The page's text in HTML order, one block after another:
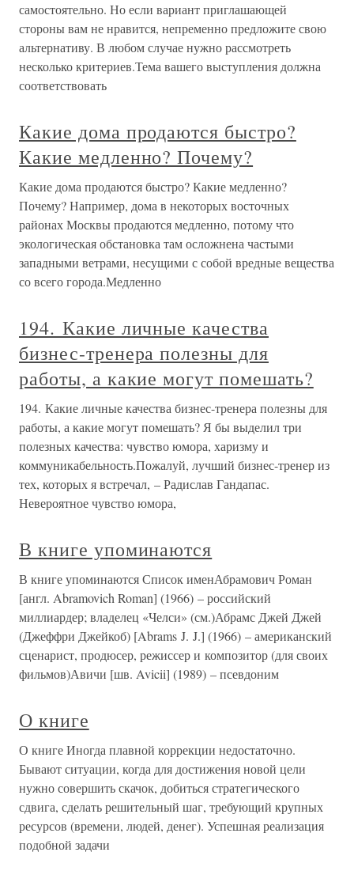
самостоятельно. Но если вариант приглашающей
стороны вам не нравится, непременно предложите свою
альтернативу. В любом случае нужно рассмотреть
несколько критериев.Тема вашего выступления должна
соответствовать
Какие дома продаются быстро?
Какие медленно? Почему?
Какие дома продаются быстро? Какие медленно?
Почему? Например, дома в некоторых восточных
районах Москвы продаются медленно, потому что
экологическая обстановка там осложнена частыми
западными ветрами, несущими с собой вредные вещества
со всего города.Медленно
194. Какие личные качества
бизнес-тренера полезны для
работы, а какие могут помешать?
194. Какие личные качества бизнес-тренера полезны для
работы, а какие могут помешать? Я бы выделил три
полезных качества: чувство юмора, харизму и
коммуникабельность.Пожалуй, лучший бизнес-тренер из
тех, которых я встречал, – Радислав Гандапас.
Невероятное чувство юмора,
В книге упоминаются
В книге упоминаются Список именАбрамович Роман
[англ. Abramovich Roman] (1966) – российский
миллиардер; владелец «Челси» (см.)Абрамс Джей Джей
(Джеффри Джейкоб) [Abrams J. J.] (1966) – американский
сценарист, продюсер, режиссер и композитор (для своих
фильмов)Авичи [шв. Avicii] (1989) – псевдоним
О книге
О книге Иногда плавной коррекции недостаточно.
Бывают ситуации, когда для достижения новой цели
нужно совершить скачок, добиться стратегического
сдвига, сделать решительный шаг, требующий крупных
ресурсов (времени, людей, денег). Успешная реализация
подобной задачи